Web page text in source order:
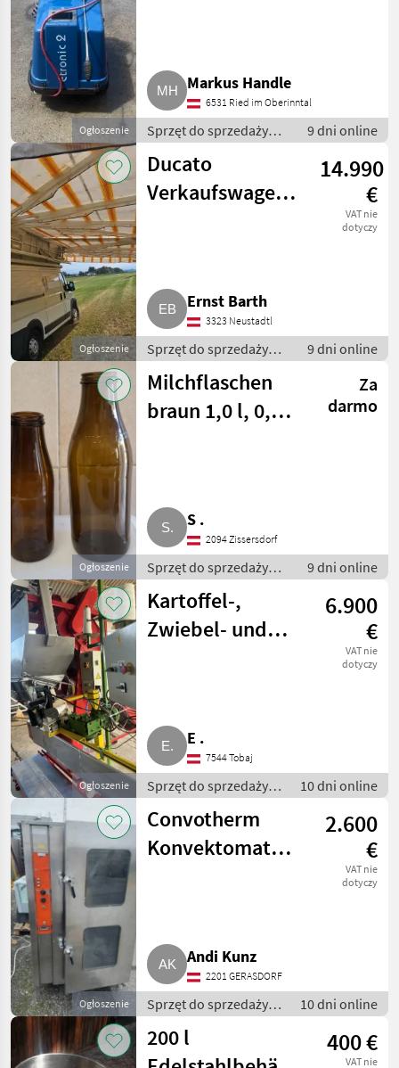
Ogłoszenie
Markus Handle
6531 Ried im Oberinntal
Sprzęt do sprzedaży
pośredniej / Inny sprzęt
do sprzedaży
pośredniej
9 dni online
Ogłoszenie
Ducato
Verkaufswagen
14.990
€
VAT nie
dotyczy
Ernst Barth
3323 Neustadtl
Sprzęt do sprzedaży
pośredniej / Inny sprzęt
do sprzedaży
pośredniej
9 dni online
Ogłoszenie
Milchflaschen
braun 1,0 l, 0,5 l
Za
darmo
S .
2094 Zissersdorf
Sprzęt do sprzedaży
pośredniej / Inny sprzęt
do sprzedaży
pośredniej
9 dni online
Ogłoszenie
Kartoffel-,
Zwiebel- und
6.900
€
VAT nie
dotyczy
E .
7544 Tobaj
Sprzęt do sprzedaży
pośredniej / Inny
sprzęt do sprzedaży
pośredniej
10 dni online
Ogłoszenie
Convotherm
Konvektomat
HUD2020
2.600
€
VAT nie
dotyczy
Andi Kunz
2201 GERASDORF
Sprzęt do sprzedaży
pośredniej / Inny
sprzęt do sprzedaży
pośredniej
10 dni online
200 l
400 €
VAT nie